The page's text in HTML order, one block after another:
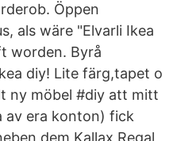
Öppen
als wäre "Elvarli Ikea
worden. Byrå
diy! Lite färg,tapet o
ny möbel #diy att mitt
av era konton) fick
dem Kallax Regal